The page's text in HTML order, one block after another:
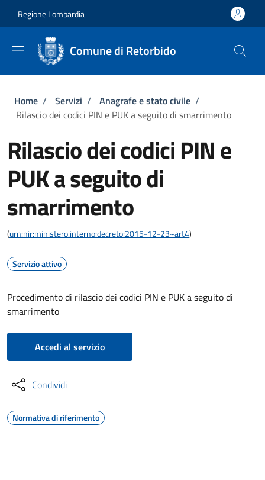
Regione Lombardia
Comune di Retorbido
Briciole di pane
Home / Servizi / Anagrafe e stato civile /
Rilascio dei codici PIN e PUK a seguito di smarrimento
Rilascio dei codici PIN e
PUK a seguito di
smarrimento
(urn:nir:ministero.interno:decreto:2015-12-23~art4)
Servizio attivo
Procedimento di rilascio dei codici PIN e PUK a seguito di
smarrimento
Accedi al servizio
Condividi
Normativa di riferimento